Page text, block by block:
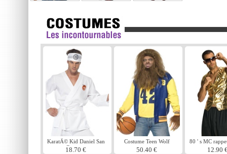
KaratÃ© Kid Daniel San
Costume
18.70 €
Costume Teen Wolf
50.40 €
80 ' s MC
or
12.90